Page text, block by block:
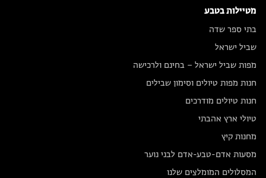
מטיילות בטבע
בתי ספר שדה
שביל ישראל
מפות שביל ישראל – בחינם ולרכישה
חנות מפות טיולים וסימון שבילים
חנות טיולים מודרכים
טיולי ארץ אהבתי
מחנות קיץ
מסעות אדם-טבע-אדם לבני נוער
המסלולים המומלצים שלנו